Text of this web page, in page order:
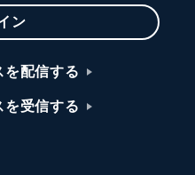
ン
を配信する
を受信する